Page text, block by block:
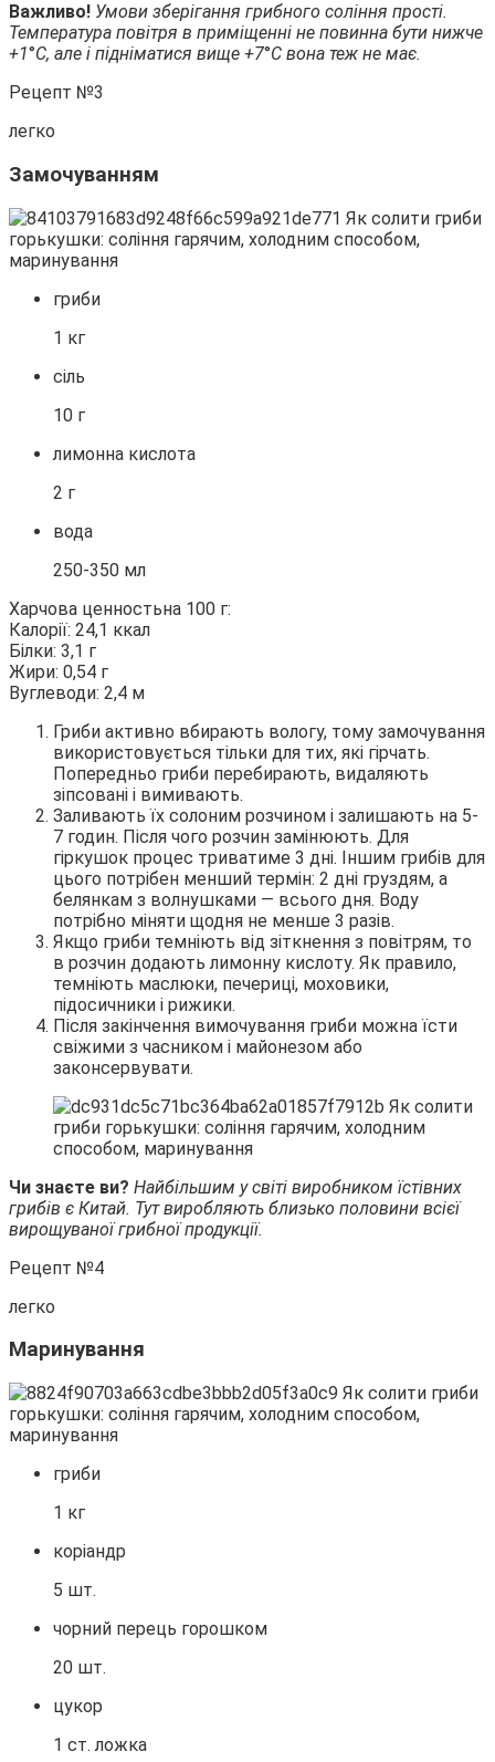
Важливо! Умови зберігання грибного соління прості.
Температура повітря в приміщенні не повинна бути нижче
+1°С, але і підніматися вище +7°С вона теж не має.
Рецепт №3
легко
Замочуванням
гриби
1 кг
сіль
10 г
лимонна кислота
2 г
вода
250-350 мл
Харчова ценностьна 100 г:
Калорії: 24,1 ккал
Білки: 3,1 г
Жири: 0,54 г
Вуглеводи: 2,4 м
Гриби активно вбирають вологу, тому замочування
використовується тільки для тих, які гірчать.
Попередньо гриби перебирають, видаляють
зіпсовані і вимивають.
Заливають їх солоним розчином і залишають на 5-
7 годин. Після чого розчин замінюють. Для
гіркушок процес триватиме 3 дні. Іншим грибів для
цього потрібен менший термін: 2 дні груздям, а
белянкам з волнушками — всього дня. Воду
потрібно міняти щодня не менше 3 разів.
Якщо гриби темніють від зіткнення з повітрям, то
в розчин додають лимонну кислоту. Як правило,
темніють маслюки, печериці, моховики,
підосичники і рижики.
Після закінчення вимочування гриби можна їсти
свіжими з часником і майонезом або
законсервувати.
Чи знаєте ви? Найбільшим у світі виробником їстівних
грибів є Китай. Тут виробляють близько половини всієї
вирощуваної грибної продукції.
Рецепт №4
легко
Маринування
гриби
1 кг
коріандр
5 шт.
чорний перець горошком
20 шт.
цукор
1 ст. ложка